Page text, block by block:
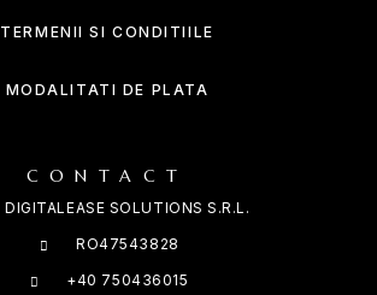
TERMENII SI CONDITIILE
MODALITATI DE PLATA
CONTACT
DIGITALEASE SOLUTIONS S.R.L.
RO47543828
+40 750436015